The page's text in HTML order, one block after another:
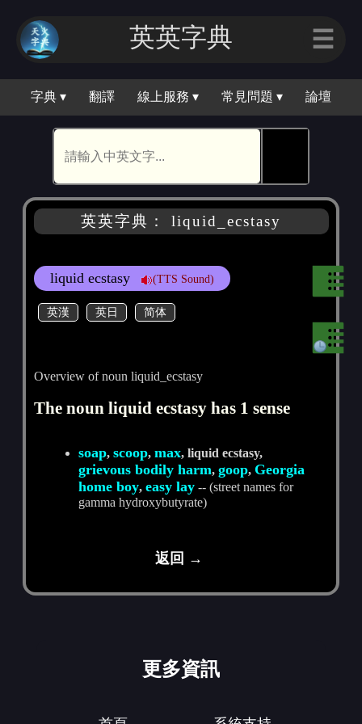
英英字典 ☰
字典 ▾ 翻譯 線上服務 ▾ 常見問題 ▾ 論壇
英英字典： liquid_ecstasy
liquid ecstasy (TTS Sound)
英漢 英日 简体
Overview of noun liquid_ecstasy
The noun liquid ecstasy has 1 sense
soap,scoop,max, liquid ecstasy,
grievous bodily harm,goop, Georgia
home boy,easy lay -- (street names for
gamma hydroxybutyrate)
返回 →
更多資訊